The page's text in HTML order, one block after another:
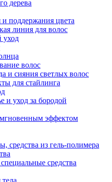
дерева
поддержания цвета
линия для волос
уход
волос
и сияния светлых волос
для стайлинга
и уход за бородой
эффектом
средства из гель-полимера
средства